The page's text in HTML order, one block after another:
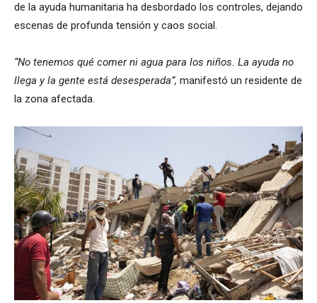
de la ayuda humanitaria ha desbordado los controles, dejando
escenas de profunda tensión y caos social.
“No tenemos qué comer ni agua para los niños. La ayuda no
llega y la gente está desesperada”, manifestó un residente de
la zona afectada.